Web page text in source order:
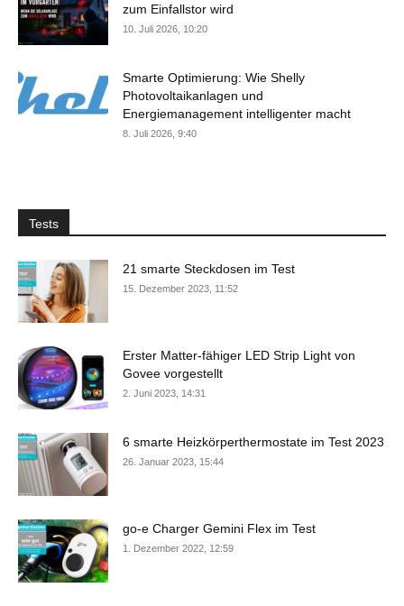
zum Einfallstor wird
10. Juli 2026, 10:20
Smarte Optimierung: Wie Shelly
Photovoltaikanlagen und
Energiemanagement intelligenter macht
8. Juli 2026, 9:40
Tests
21 smarte Steckdosen im Test
15. Dezember 2023, 11:52
Erster Matter-fähiger LED Strip Light von
Govee vorgestellt
2. Juni 2023, 14:31
6 smarte Heizkörperthermostate im Test 2023
26. Januar 2023, 15:44
go-e Charger Gemini Flex im Test
1. Dezember 2022, 12:59